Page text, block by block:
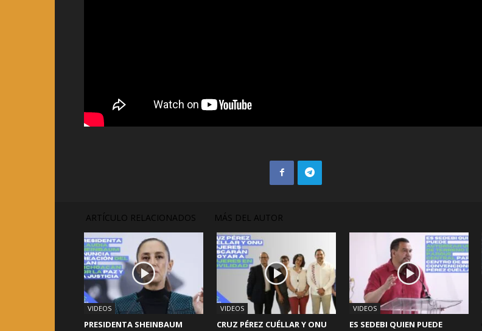
ARTÍCULO RELACIONADOS MÁS DEL AUTOR
VIDEOS
PRESIDENTA SHEINBAUM
VIDEOS
CRUZ PÉREZ CUÉLLAR Y ONU
VIDEOS
ES SEDEBI QUIEN PUEDE